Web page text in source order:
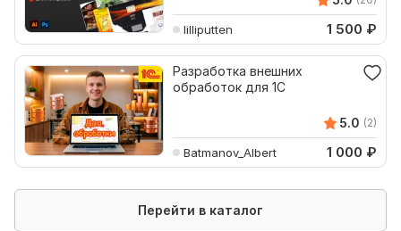
lilliputten 1 500 ₽
Разработка внешних
обработок для 1С
5.0 (2)
Batmanov_Albert 1 000 ₽
Перейти в каталог